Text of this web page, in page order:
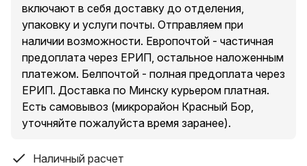
включают в себя доставку до отделения,
упаковку и услуги почты. Отправляем при
наличии возможности. Европочтой - частичная
предоплата через ЕРИП, остальное наложенным
платежом. Белпочтой - полная предоплата через
ЕРИП. Доставка по Минску курьером платная.
Есть самовывоз (микрорайон Красный Бор,
уточняйте пожалуйста время заранее).
Наличный расчет